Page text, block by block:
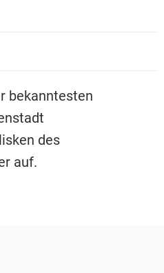
bekanntesten
des
auf.